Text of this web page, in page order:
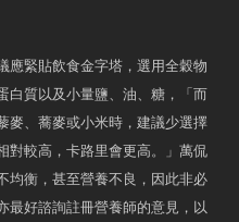
應緊貼飲食金字塔，選用全穀物
白質以及小量鹽、油、糖，「而
麥、蕎麥或小米時，建議少選擇
對較高，卡路里會更高。」萬侃
均衡，甚至營養不良，因此非必
最好諮詢註冊營養師的意見，以